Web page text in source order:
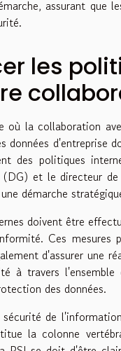
assurant que
les
où la collaboration
données d'entreprise
des politiques
(DG) et le directeur
démarche
doivent être
Ces mesures
d'assurer une
à travers
des données.
de
la colonne